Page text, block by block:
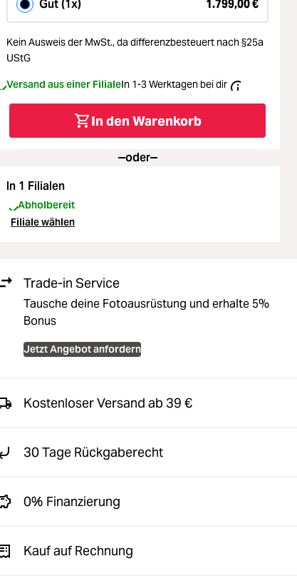
Gut (1x) 1.799,00 €
Kein Ausweis der MwSt.,da differenzbesteuert nach §25a
UStG
Versand aus einer FilialeIn 1-3 Werktagen bei dir
In den Warenkorb
oder
In 1 Filialen
Abholbereit
Filiale wählen
Trade-in Service
Tausche deine Fotoausrüstung und erhalte 5%
Bonus
Jetzt Angebot anfordern
Kostenloser Versand ab 39 €
30 Tage Rückgaberecht
0% Finanzierung
Kauf auf Rechnung